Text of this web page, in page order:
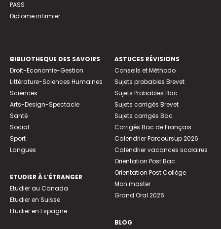
PASS
Diplome infirmier
BIBLIOTHEQUE DES SAVOIRS
Droit-Economie-Gestion
Littérature-Sciences Humaines
Sciences
Arts-Design-Spectacle
Santé
Social
Sport
Langues
ETUDIER À L’ÉTRANGER
Etudier au Canada
Etudier en Suisse
Etudier en Espagne
ASTUCES RÉVISIONS
Conseils et Méthodo
Sujets probables Brevet
Sujets Probables Bac
Sujets corrigés Brevet
Sujets corrigés Bac
Corrigés Bac de Français
Calendrier Parcoursup 2026
Calendrier vacances scolaires
Orientation Post Bac
Orientation Post Collège
Mon master
Grand Oral 2026
BLOG